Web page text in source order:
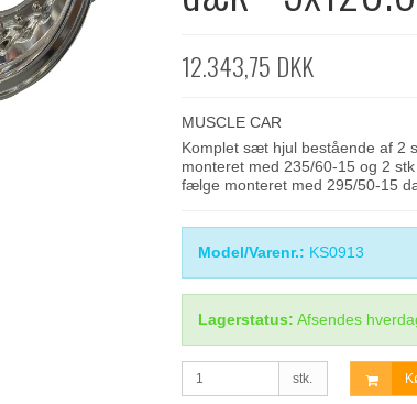
12.343,75 DKK
MUSCLE CAR
Komplet sæt hjul bestående af 2
monteret med 235/60-15 og 2
fælge monteret med 295/50-15
Model/Varenr.: KS0913
Lagerstatus: Afsendes
stk.